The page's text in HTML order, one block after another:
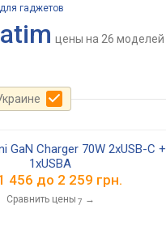
гаджетов
цены на 26 моделей
GaN Charger 70W 2xUSB-C +
1xUSBA
456 до 2 259 грн.
Сравнить цены 7 →